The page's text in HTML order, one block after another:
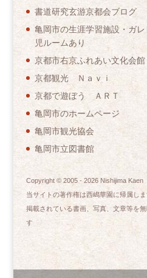
書道研究玄游京都会ブログ
亀岡市の生涯学習施設・ガ
児ルームあり
京都市右京ふれあい文化会館
京都観光 Ｎａｖｉ
京都で遊ぼう ＡＲＴ
亀岡市のホームページ
亀岡市観光協会
亀岡市立図書館
Copyright © 2005 - 2026Nishijima Kaen
当サイトの著作権は西嶋華園に帰属しま
掲載されている書画、写真、文章等を
す